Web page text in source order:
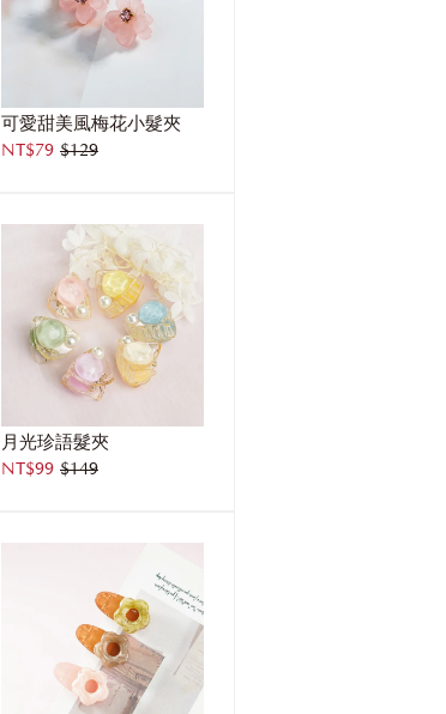
可愛甜美風梅花小髮夾
NT$79 $129
月光珍語髮夾
NT$99 $149